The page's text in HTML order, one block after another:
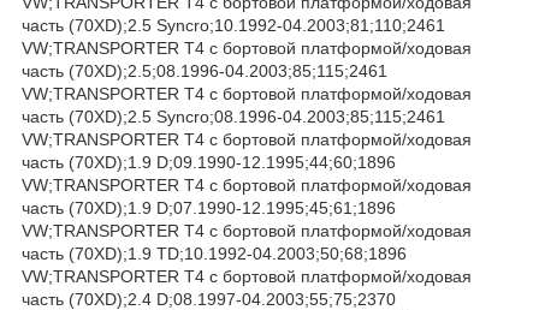
часть (70XD);2.5 Syncro;10.1992-04.2003;81;110;2461
VW;TRANSPORTER T4 c бортовой платформой/ходовая
часть (70XD);2.5;08.1996-04.2003;85;115;2461
VW;TRANSPORTER T4 c бортовой платформой/ходовая
часть (70XD);2.5 Syncro;08.1996-04.2003;85;115;2461
VW;TRANSPORTER T4 c бортовой платформой/ходовая
часть (70XD);1.9 D;09.1990-12.1995;44;60;1896
VW;TRANSPORTER T4 c бортовой платформой/ходовая
часть (70XD);1.9 D;07.1990-12.1995;45;61;1896
VW;TRANSPORTER T4 c бортовой платформой/ходовая
часть (70XD);1.9 TD;10.1992-04.2003;50;68;1896
VW;TRANSPORTER T4 c бортовой платформой/ходовая
часть (70XD);2.4 D;08.1997-04.2003;55;75;2370